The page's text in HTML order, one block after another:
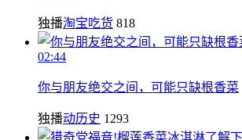
独播淘宝吃货 818
02:44
你与朋友绝交之间，可能只缺根香菜
独播动历史 1293